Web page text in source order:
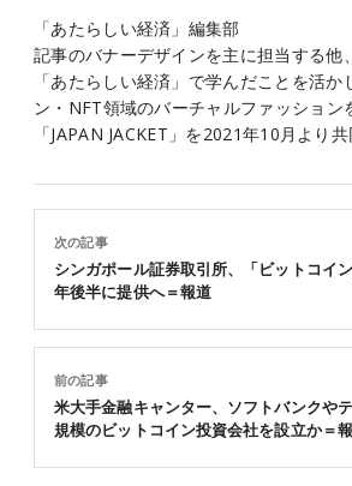
「あたらしい経済」編集部
記事のバナーデザインを主に担当する他
「あたらしい経済」で学んだことを活
ン・NFT領域のバーチャルファッション
「JAPAN JACKET」を2021年10月より共
前の記事
米大手金融キャンター、ソフトバンクや
規模のビットコイン投資会社を設立か＝
次の記事
シンガポール証券取引所、「ビットコイ
年後半に提供へ＝報道